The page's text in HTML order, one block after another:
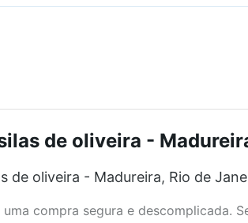
de oliveira -
de oliveira - Madureira, Rio de
compra segura e descomplicada.